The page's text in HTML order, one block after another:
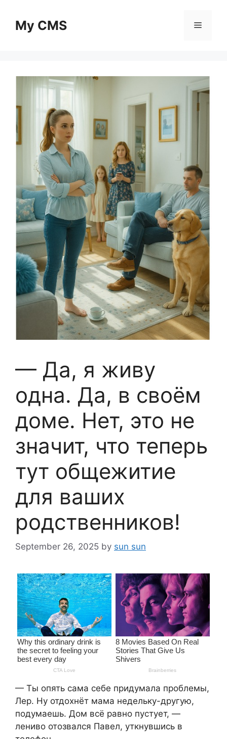
contentMy CMS Menu
— Да, я живу
одна. Да, в своём
доме. Нет, это не
значит, что теперь
тут общежитие
для ваших
родственников!
September 26, 2025 by sun sun
— Ты опять сама себе придумала проблемы,
Лер. Ну отдохнёт мама недельку-другую,
подумаешь. Дом всё равно пустует, —
лениво отозвался Павел, уткнувшись в